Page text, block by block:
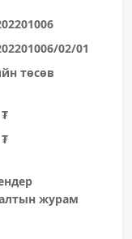
02/01
төсөв
журам